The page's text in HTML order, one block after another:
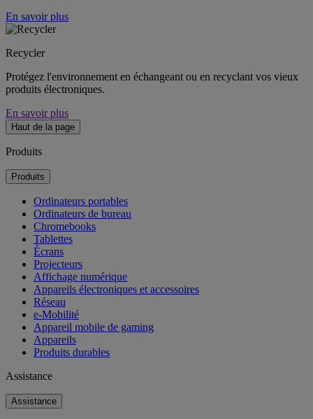
En savoir plus
Recycler
Protégez l'environnement en échangeant ou en recyclant vos vieux
produits électroniques.
En savoir plus
Haut de la page
Produits
Produits
Ordinateurs portables
Ordinateurs de bureau
Chromebooks
Tablettes
Écrans
Projecteurs
Affichage numérique
Appareils électroniques et accessoires
Réseau
e-Mobilité
Appareil mobile de gaming
Appareils
Produits durables
Assistance
Assistance